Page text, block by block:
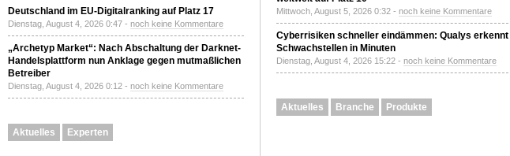
Deutschland im EU-Digitalranking auf Platz 17
Dienstag, August 4, 2026 0:47 - noch keine Kommentare
„Archetyp Market“: Nach Abschaltung der Darknet-
Handelsplattform nun Anklage gegen mutmaßlichen
Betreiber
Dienstag, August 4, 2026 0:12 - noch keine Kommentare
Aktuelles Experten
Mittwoch, August 5, 2026 0:32 - noch keine Kommentare
Cyberrisiken schneller eindämmen: Qualys erkennt
Schwachstellen in Minuten
Dienstag, August 4, 2026 15:22 - noch keine Kommentare
Aktuelles Branche Produkte